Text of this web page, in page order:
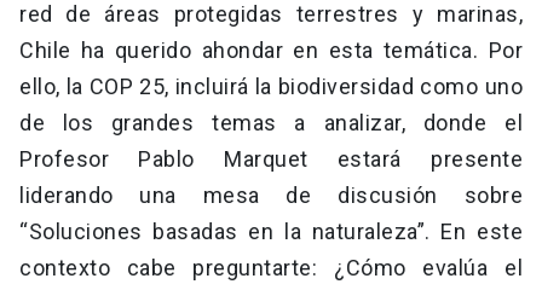
red de áreas protegidas terrestres y marinas,
Chile ha querido ahondar en esta temática. Por
ello, la COP 25, incluirá la biodiversidad como uno
de los grandes temas a analizar, donde el
Profesor Pablo Marquet estará presente
liderando una mesa de discusión sobre
“Soluciones basadas en la naturaleza”. En este
contexto cabe preguntarte: ¿Cómo evalúa el